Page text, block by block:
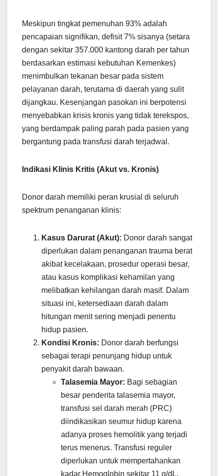
Meskipun tingkat pemenuhan 93% adalah
pencapaian signifikan, defisit 7% sisanya (setara
dengan sekitar 357.000 kantong darah per tahun
berdasarkan estimasi kebutuhan Kemenkes)
menimbulkan tekanan besar pada sistem
pelayanan darah, terutama di daerah yang sulit
dijangkau. Kesenjangan pasokan ini berpotensi
menyebabkan krisis kronis yang tidak terekspos,
yang berdampak paling parah pada pasien yang
bergantung pada transfusi darah terjadwal.
Indikasi Klinis Kritis (Akut vs. Kronis)
Donor darah memiliki peran krusial di seluruh
spektrum penanganan klinis:
Kasus Darurat (Akut): Donor darah sangat
diperlukan dalam penanganan trauma berat
akibat kecelakaan, prosedur operasi besar,
atau kasus komplikasi kehamilan yang
melibatkan kehilangan darah masif. Dalam
situasi ini, ketersediaan darah dalam
hitungan menit sering menjadi penentu
hidup pasien.
Kondisi Kronis: Donor darah berfungsi
sebagai terapi penunjang hidup untuk
penyakit darah bawaan.
Talasemia Mayor: Bagi sebagian
besar penderita talasemia mayor,
transfusi sel darah merah (PRC)
diindikasikan seumur hidup karena
adanya proses hemolitik yang terjadi
terus menerus. Transfusi reguler
diperlukan untuk mempertahankan
kadar Hemoglobin sekitar 11 g/dL,